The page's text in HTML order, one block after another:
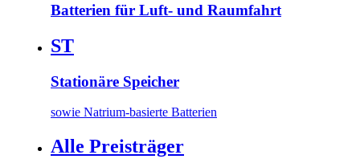
Batterien für Luft- und Raumfahrt
ST
Stationäre Speicher
sowie Natrium-basierte Batterien
Alle Preisträger